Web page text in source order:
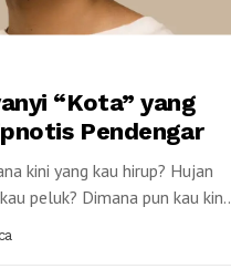
“Kota” yang
Pendengar
kini yang kau hirup? Hujan
peluk? Dimana pun kau kini,
‘tak pernah pergi....